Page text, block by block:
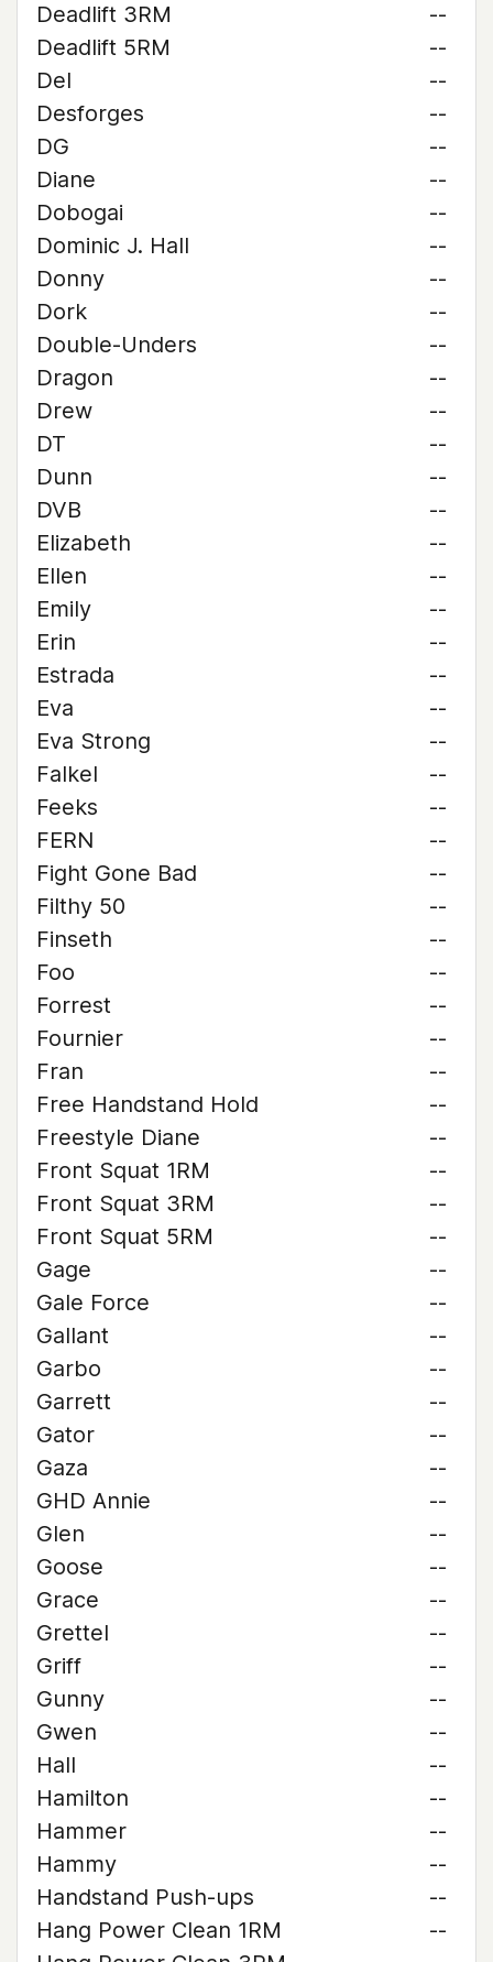
Deadlift 3RM
--
Deadlift 5RM
--
Del
--
Desforges
--
DG
--
Diane
--
Dobogai
--
Dominic J. Hall
--
Donny
--
Dork
--
Double-Unders
--
Dragon
--
Drew
--
DT
--
Dunn
--
DVB
--
Elizabeth
--
Ellen
--
Emily
--
Erin
--
Estrada
--
Eva
--
Eva Strong
--
Falkel
--
Feeks
--
FERN
--
Fight Gone Bad
--
Filthy 50
--
Finseth
--
Foo
--
Forrest
--
Fournier
--
Fran
--
Free Handstand Hold
--
Freestyle Diane
--
Front Squat 1RM
--
Front Squat 3RM
--
Front Squat 5RM
--
Gage
--
Gale Force
--
Gallant
--
Garbo
--
Garrett
--
Gator
--
Gaza
--
GHD Annie
--
Glen
--
Goose
--
Grace
--
Grettel
--
Griff
--
Gunny
--
Gwen
--
Hall
--
Hamilton
--
Hammer
--
Hammy
--
Handstand Push-ups
--
Hang Power Clean 1RM
--